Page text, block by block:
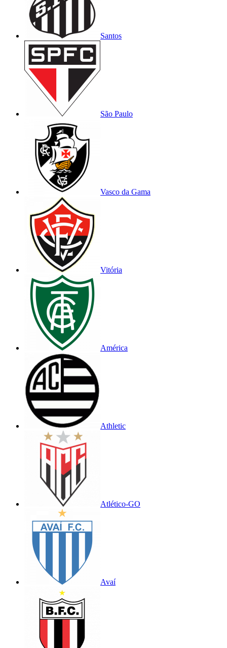
Santos
São Paulo
Vasco da Gama
Vitória
América
Athletic
Atlético-GO
Avaí